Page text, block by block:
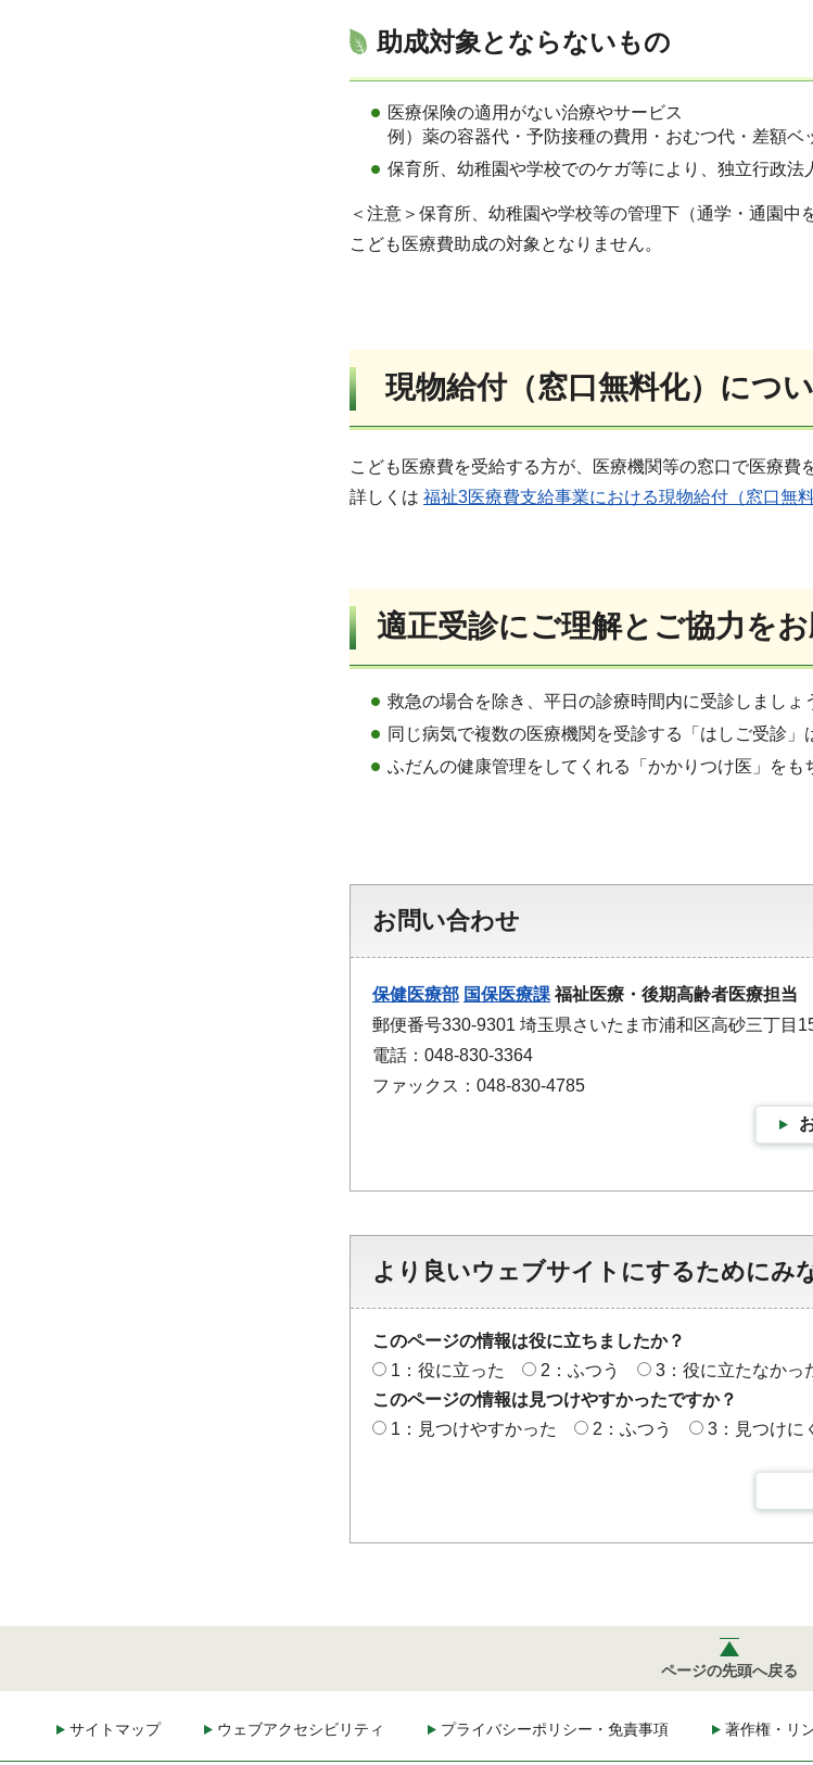
助成対象とならないもの
医療保険の適用がない治療やサービス
例）薬の容器代・予防接種の費用・おむつ代・差額ベ
保育所、幼稚園や学校でのケガ等により、独立行政
＜注意＞保育所、幼稚園や学校等の管理下（通学・通園中
こども医療費助成の対象となりません。
現物給付（窓口無料化）につ
こども医療費を受給する方が、医療機関等の窓口で医療費
詳しくは 福祉3医療費支給事業における現物給付（窓口無
適正受診にご理解とご協力を
救急の場合を除き、平日の診療時間内に受診しましょ
同じ病気で複数の医療機関を受診する「はしご受診」
ふだんの健康管理をしてくれる「かかりつけ医」をも
お問い合わせ
保健医療部 国保医療課 福祉医療・後期高齢者医療担当
郵便番号330-9301 埼玉県さいたま市浦和区高砂三丁目
電話：048-830-3364
ファックス：048-830-4785
より良いウェブサイトにするためにみ
このページの情報は役に立ちましたか？
1：役に立った
2：ふつう
3：役に立たなかっ
このページの情報は見つけやすかったですか？
1：見つけやすかった
2：ふつう 3：見つけに
ページの先頭へ戻る
サイトマップ ウェブアクセシビリティ プライバシーポリシー・免責事項 著作権・リ